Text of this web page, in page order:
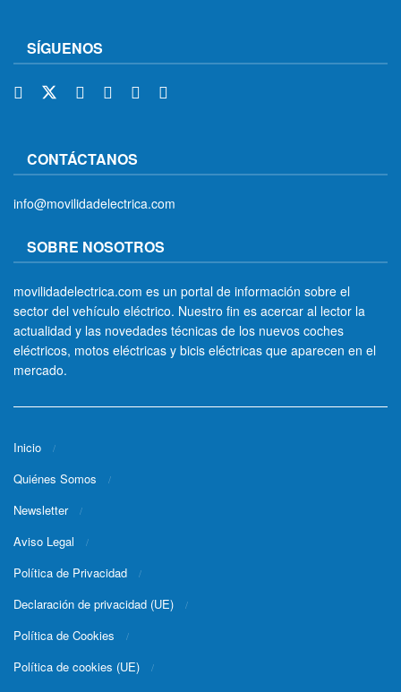
SÍGUENOS
CONTÁCTANOS
info@movilidadelectrica.com
SOBRE NOSOTROS
movilidadelectrica.com es un portal de información sobre el
sector del vehículo eléctrico. Nuestro fin es acercar al lector la
actualidad y las novedades técnicas de los nuevos coches
eléctricos, motos eléctricas y bicis eléctricas que aparecen en el
mercado.
Inicio
Quiénes Somos
Newsletter
Aviso Legal
Política de Privacidad
Declaración de privacidad (UE)
Política de Cookies
Política de cookies (UE)